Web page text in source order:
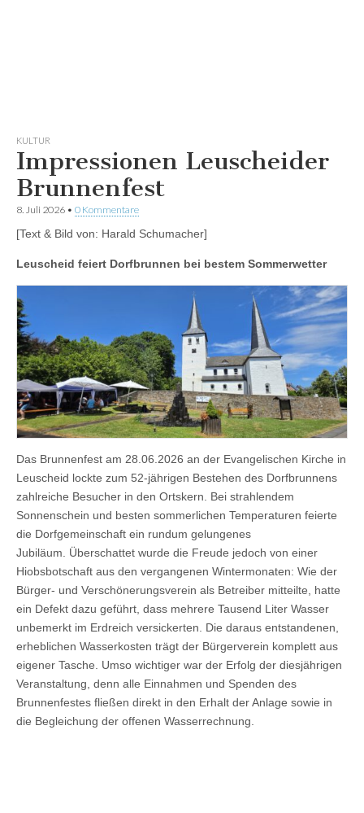
KULTUR
Impressionen Leuscheider
Brunnenfest
8. Juli 2026 • 0 Kommentare
[Text & Bild von: Harald Schumacher]
Leuscheid feiert Dorfbrunnen bei bestem Sommerwetter
Das Brunnenfest am 28.06.2026 an der Evangelischen Kirche in
Leuscheid lockte zum 52-jährigen Bestehen des Dorfbrunnens
zahlreiche Besucher in den Ortskern. Bei strahlendem
Sonnenschein und besten sommerlichen Temperaturen feierte
die Dorfgemeinschaft ein rundum gelungenes
Jubiläum. Überschattet wurde die Freude jedoch von einer
Hiobsbotschaft aus den vergangenen Wintermonaten: Wie der
Bürger- und Verschönerungsverein als Betreiber mitteilte, hatte
ein Defekt dazu geführt, dass mehrere Tausend Liter Wasser
unbemerkt im Erdreich versickerten. Die daraus entstandenen,
erheblichen Wasserkosten trägt der Bürgerverein komplett aus
eigener Tasche. Umso wichtiger war der Erfolg der diesjährigen
Veranstaltung, denn alle Einnahmen und Spenden des
Brunnenfestes fließen direkt in den Erhalt der Anlage sowie in
die Begleichung der offenen Wasserrechnung.